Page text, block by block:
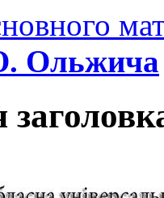
Ольжича